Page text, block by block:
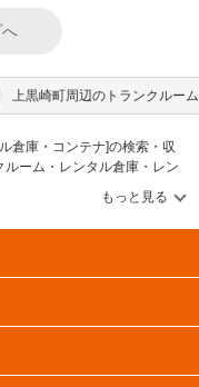
上黒崎町周辺のトランクルー
倉庫・コンテナ]の検索・収
ーム・レンタル倉庫・レン
能などの希望条件で絞込み！
スを簡単に探せるトランク
クルームを見つけたら、メ